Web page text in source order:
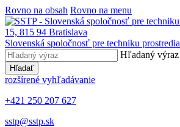
Rovno na obsah Rovno na menu
Slovenská spoločnosť pre techniku prostredia
Hľadaný výraz
Hľadať
rozšírené vyhľadávanie
+421 250 207 627
sstp@sstp.sk